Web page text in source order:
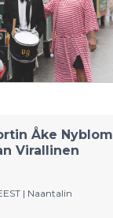
Åke Nyblom
Virallinen
| Naantalin